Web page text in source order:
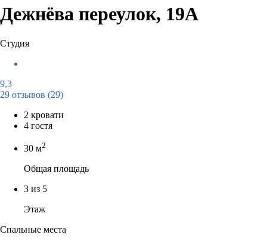
Дежнёва переулок, 19А
Студия
9,3
29 отзывов (29)
2 кровати
4 гостя
30 м2
Общая площадь
3 из 5
Этаж
Спальные места